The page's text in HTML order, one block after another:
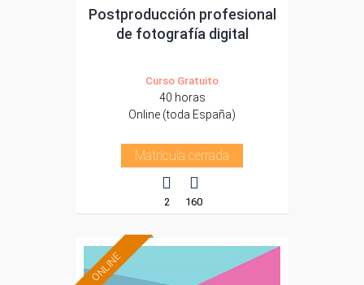
Postproducción profesional
de fotografía digital
Curso Gratuito
40 horas
Online (toda España)
Matrícula cerrada
2 160
ONLINE